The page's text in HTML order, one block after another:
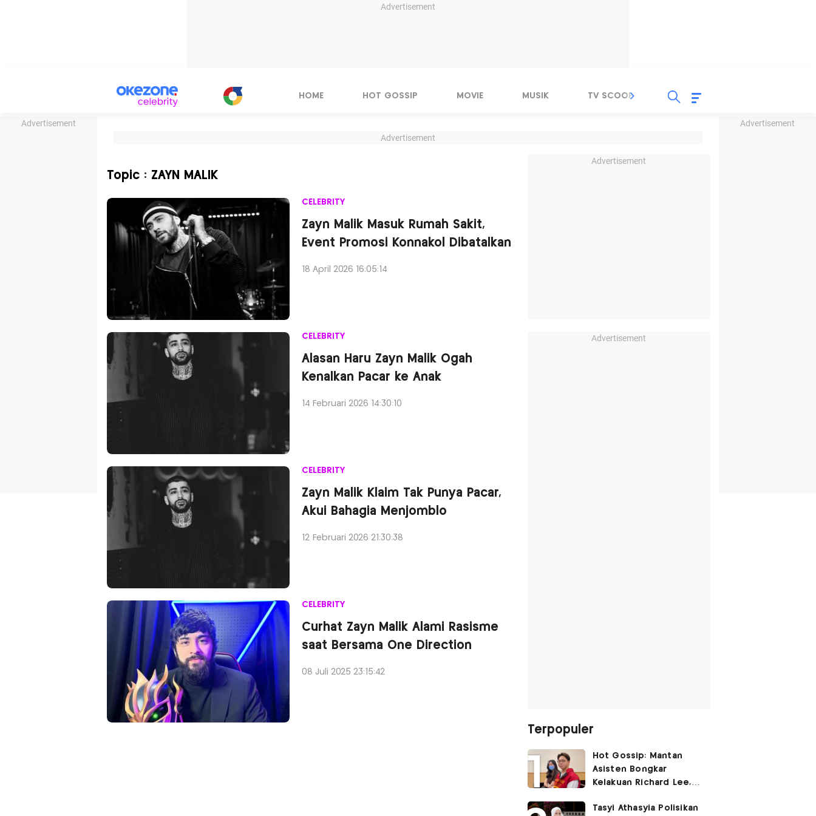
Advertisement
Advertisement Advertisement
HOME HOT GOSSIP MOVIE MUSIK TV SCOOP LIRIK
Advertisement
Topic : ZAYN MALIK
CELEBRITY
Zayn Malik Masuk Rumah Sakit,
Event Promosi Konnakol Dibatalkan
18 April 2026 16:05:14
CELEBRITY
Alasan Haru Zayn Malik Ogah
Kenalkan Pacar ke Anak
14 Februari 2026 14:30:10
CELEBRITY
Zayn Malik Klaim Tak Punya Pacar,
Akui Bahagia Menjomblo
12 Februari 2026 21:30:38
CELEBRITY
Curhat Zayn Malik Alami Rasisme
saat Bersama One Direction
08 Juli 2025 23:15:42
Advertisement
Advertisement
Terpopuler
Hot Gossip: Mantan
Asisten Bongkar
Kelakuan Richard Lee,
Vicky Prasetyo
Tasyi Athasyia Polisikan